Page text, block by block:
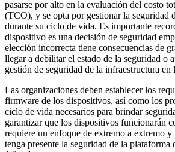
pasarse por alto en la evaluación del costo
(TCO), y se opta por gestionar la seguridad
durante su ciclo de vida. Es importante
dispositivo es una decisión de seguridad
elección incorrecta tiene consecuencias de
llegar a debilitar el estado de la seguridad o
gestión de seguridad de la infraestructura en
Las organizaciones deben establecer los
firmware de los dispositivos, así como los
ciclo de vida necesarios para brindar
garantizar que los dispositivos funcionarán
requiere un enfoque de extremo a extremo y
tenga presente la seguridad de la plataforma